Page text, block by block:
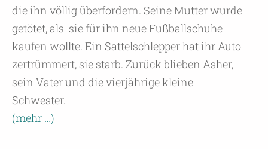
die ihn völlig überfordern. Seine Mutter wurde
getötet, als sie für ihn neue Fußballschuhe
kaufen wollte. Ein Sattelschlepper hat ihr Auto
zertrümmert, sie starb. Zurück blieben Asher,
sein Vater und die vierjährige kleine
Schwester.
(mehr …)